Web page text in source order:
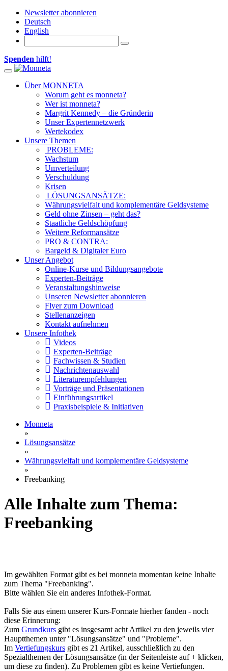
Newsletter abonnieren
Deutsch
English
Spenden hilft!
Toggle navigation
Über MONNETA
Worum geht es monneta?
Wer ist monneta?
Margrit Kennedy – die Gründerin
Unser Expertennetzwerk
Wertekodex
Unsere Themen
PROBLEME:
Wachstum
Umverteilung
Verschuldung
Krisen
LÖSUNGSANSÄTZE:
Währungsvielfalt und komplementäre Geldsysteme
Geld ohne Zinsen – geht das?
Staatliche Geldschöpfung
Weitere Reformansätze
PRO & CONTRA:
Bargeld & Digitaler Euro
Unser Angebot
Online-Kurse und Bildungsangebote
Experten-Beiträge
Veranstaltungshinweise
Unseren Newsletter abonnieren
Flyer zum Download
Stellenanzeigen
Kontakt aufnehmen
Unsere Infothek
Videos
Experten-Beiträge
Fachwissen & Studien
Nachrichtenauswahl
Literaturempfehlungen
Vorträge und Präsentationen
Einführungsartikel
Praxisbeispiele & Initiativen
Monneta
»
Lösungsansätze
»
Währungsvielfalt und komplementäre Geldsysteme
»
Freebanking
Alle Inhalte zum Thema:
Freebanking
Im gewählten Format gibt es bei monneta momentan keine Inhalte
zum Thema "Freebanking".
Bitte wählen Sie ein anderes Infothek-Format.
Falls Sie aus einem unserer Kurs-Formate hierher fanden - noch
diese Erinnerung:
Zum Grundkurs gibt es insgesamt acht Artikel zu den jeweils vier
Hauptthemen unter "Lösungsansätze" und "Probleme".
Im Vertiefungskurs gibt es 21 Artikel, ausschließlich zu den
Spezialthemen der Lösungsansätze (in der Seitenleiste auf + klicken,
um diese zu finden). Zu Problemen gibt es keine Vertiefungen.